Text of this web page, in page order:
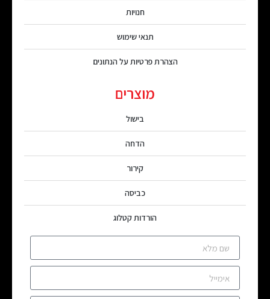
חנויות
תנאי שימוש
הצהרת פרטיות על הנתונים
מוצרים
בישול
הדחה
קירור
כביסה
הורדות קטלוג